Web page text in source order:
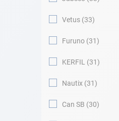
Vetus 33
Furuno 31
KERFIL 31
Nautix 31
Can SB 30